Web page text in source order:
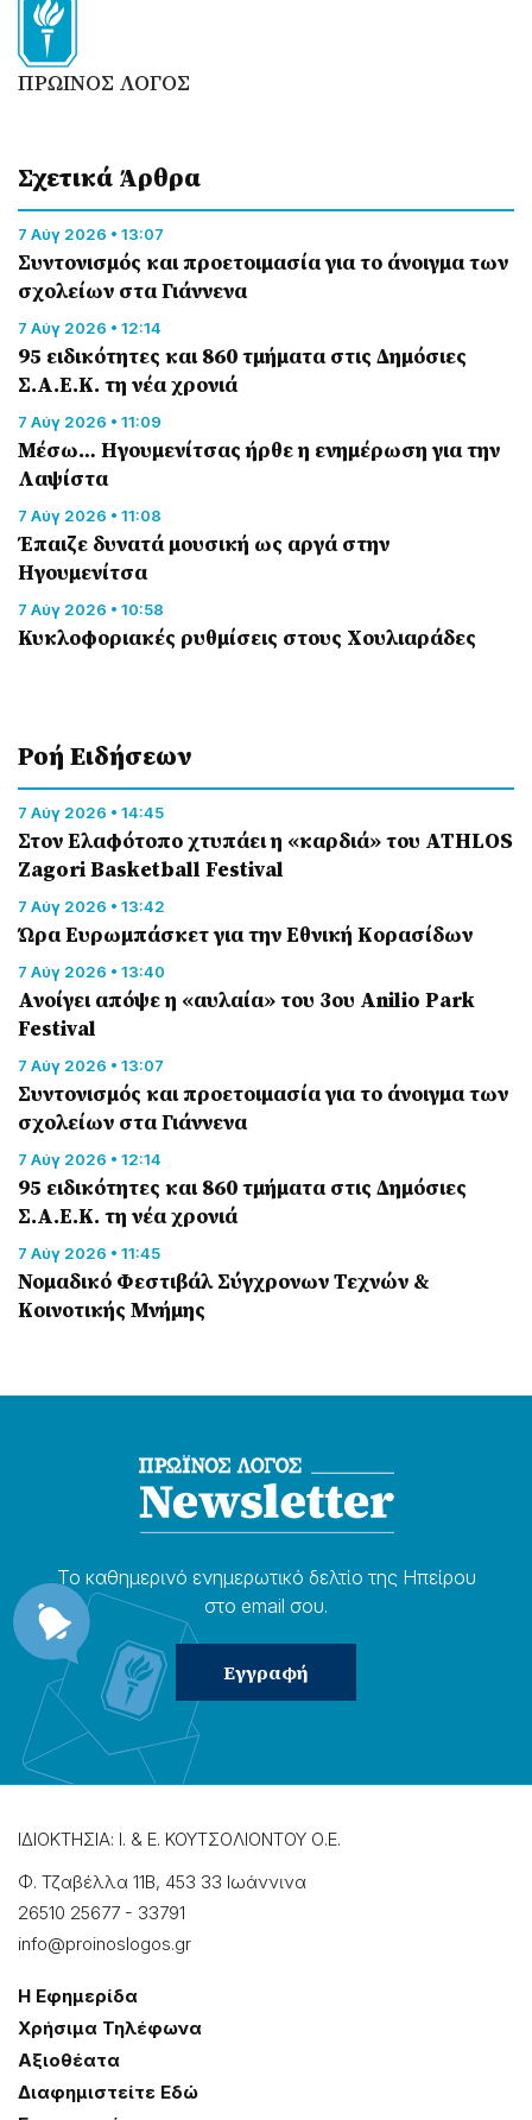
ΠΡΩΙΝΟΣ ΛΟΓΟΣ
Σχετικά Άρθρα
7 Αύγ 2026 • 13:07
Συντονισμός και προετοιμασία για το άνοιγμα των
σχολείων στα Γιάννενα
7 Αύγ 2026 • 12:14
95 ειδικότητες και 860 τμήματα στις Δημόσιες
Σ.Α.Ε.Κ. τη νέα χρονιά
7 Αύγ 2026 • 11:09
Μέσω… Ηγουμενίτσας ήρθε η ενημέρωση για την
Λαψίστα
7 Αύγ 2026 • 11:08
Έπαιζε δυνατά μουσική ως αργά στην
Ηγουμενίτσα
7 Αύγ 2026 • 10:58
Κυκλοφοριακές ρυθμίσεις στους Χουλιαράδες
Ροή Eιδήσεων
7 Αύγ 2026 • 14:45
Στον Ελαφότοπο χτυπάει η «καρδιά» του ATHLOS
Zagori Basketball Festival
7 Αύγ 2026 • 13:42
Ώρα Ευρωμπάσκετ για την Εθνική Κορασίδων
7 Αύγ 2026 • 13:40
Ανοίγει απόψε η «αυλαία» του 3ου Anilio Park
Festival
7 Αύγ 2026 • 13:07
Συντονισμός και προετοιμασία για το άνοιγμα των
σχολείων στα Γιάννενα
7 Αύγ 2026 • 12:14
95 ειδικότητες και 860 τμήματα στις Δημόσιες
Σ.Α.Ε.Κ. τη νέα χρονιά
7 Αύγ 2026 • 11:45
Νομαδικό Φεστιβάλ Σύγχρονων Τεχνών &
Κοινοτικής Μνήμης
Το καθημερɩνό ενημερωτɩκό δελτίο της Ηπείρου
στο email σου.
ΙΔΙΟΚΤΗΣΙΑ: Ι. & Ε. ΚΟΥΤΣΟΛΙΟΝΤΟΥ Ο.Ε.
Φ. Τζαβέλλα 11Β, 453 33 Ιωάννɩνα
26510 25677 - 33791
info@proinoslogos.gr
Η Εφημερίδα
Χρήσɩμα Τηλέφωνα
Αξɩοθέατα
Δɩαφημɩστείτε Εδώ